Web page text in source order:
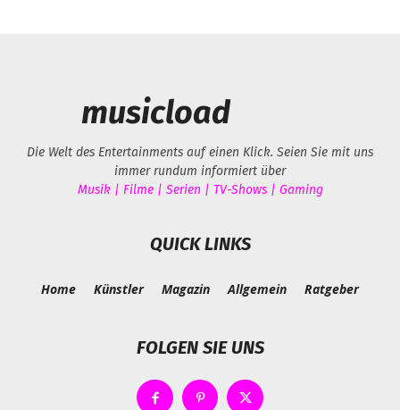
musicload
Die Welt des Entertainments auf einen Klick. Seien Sie mit uns
immer rundum informiert über
Musik | Filme | Serien | TV-Shows | Gaming
QUICK LINKS
Home Künstler Magazin Allgemein Ratgeber
FOLGEN SIE UNS